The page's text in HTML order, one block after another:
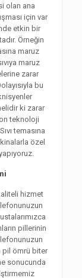
olan ana
için var
etkin bir
Örneğin
maruz
maruz
zarar
bu
ki zarar
teknoloji
temasına
özel
hizmet
pillerinin
pil ömrü biter
sonucunda